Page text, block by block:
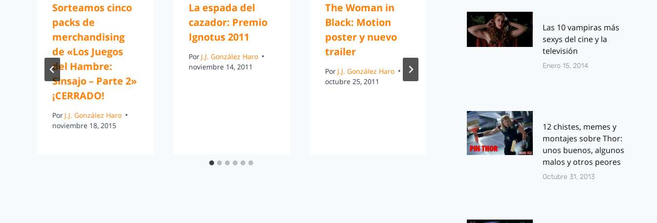
Sorteamos cinco
packs de
merchandising
de «Los Juegos
del Hambre:
Sinsajo – Parte 2»
¡CERRADO!
PorJ.J. González Haro
noviembre 18, 2015
La espada del
cazador: Premio
Ignotus 2011
Por J.J. González Haro
noviembre 14, 2011
The Woman in
Black: Motion
poster y nuevo
trailer
Por J.J. González Haro
octubre 25, 2011
Piloto: Crítica de
la precuela de
septiembre 23, 2014
5 entradas
dobles para
diciembre 16,
Las 10 vampiras más
sexys del cine y la
televisión
Enero 15, 2014
12 chistes, memes y
montajes sobre Thor:
unos buenos, algunos
malos y otros peores
Octubre 31, 2013